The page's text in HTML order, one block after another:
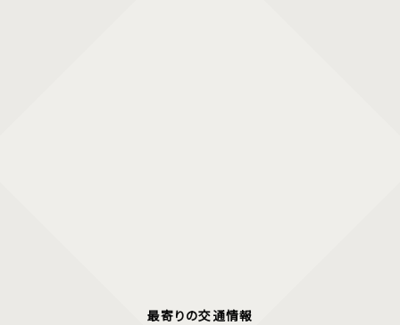
最寄りの交通情報